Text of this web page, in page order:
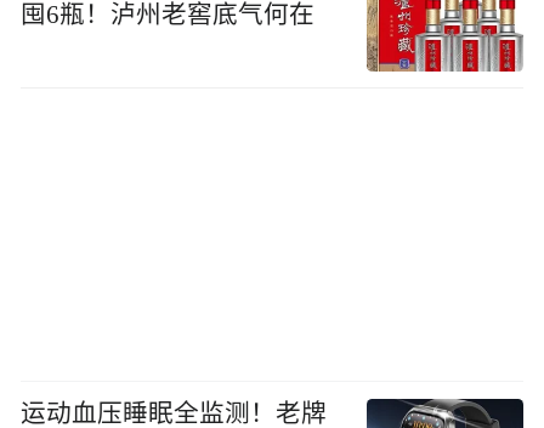
囤6瓶！泸州老窖底气何在
运动血压睡眠全监测！老牌